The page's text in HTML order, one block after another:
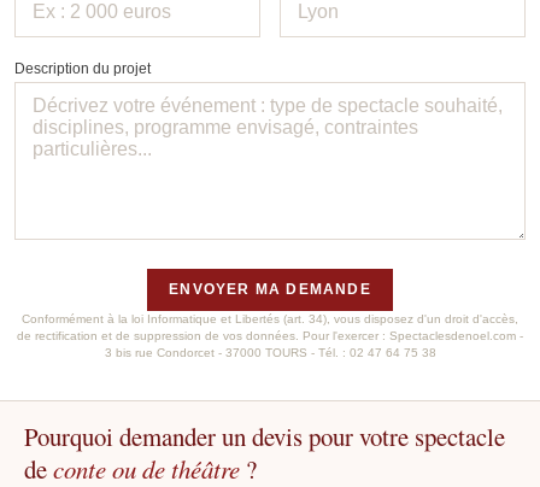
Description du projet
ENVOYER MA DEMANDE
Conformément à la loi Informatique et Libertés (art. 34), vous disposez d'un droit d'accès,
de rectification et de suppression de vos données. Pour l'exercer : Spectaclesdenoel.com -
3 bis rue Condorcet - 37000 TOURS - Tél. : 02 47 64 75 38
Pourquoi demander un devis pour votre spectacle
deconte ou de théâtre ?